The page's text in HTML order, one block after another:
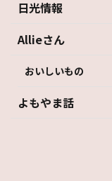
日光情報
Allieさん
おいしいもの
よもやま話